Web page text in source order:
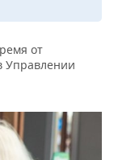
от
Управлении